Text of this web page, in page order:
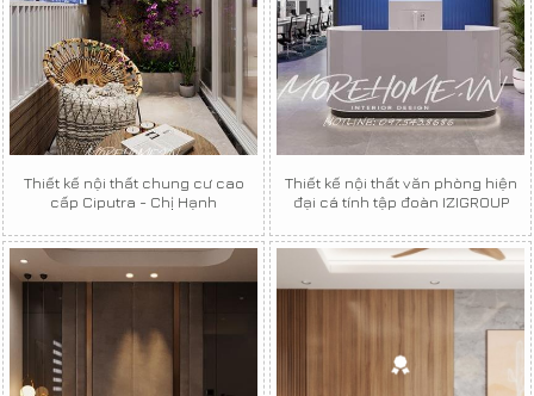
Thiết kế nội thất chung cư cao
cấp Ciputra - Chị Hạnh
Thiết kế nội thất văn phòng hiện
đại cá tính tập đoàn IZIGROUP